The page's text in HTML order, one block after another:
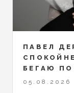
ПАВЕЛ
БЕГАЮ
05.08.2026